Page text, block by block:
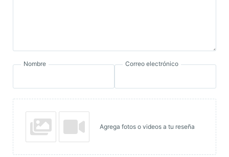
Nombre Correo electrónico
Agrega fotos o videos a tu reseña